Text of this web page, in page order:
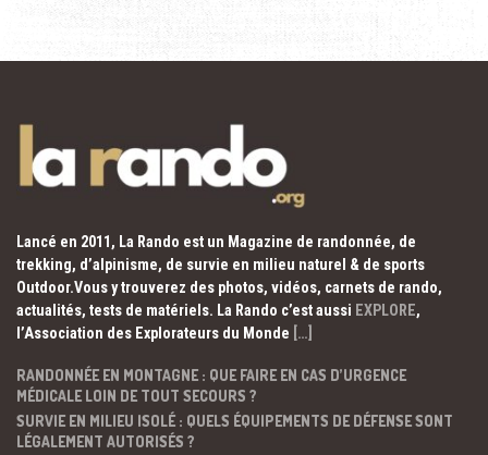
Lancé en 2011, La Rando est un Magazine de randonnée, de
trekking, d’alpinisme, de survie en milieu naturel & de sports
Outdoor.Vous y trouverez des photos, vidéos, carnets de rando,
actualités, tests de matériels. La Rando c’est aussi EXPLORE,
l’Association des Explorateurs du Monde […]
RANDONNÉE EN MONTAGNE : QUE FAIRE EN CAS D’URGENCE
MÉDICALE LOIN DE TOUT SECOURS ?
SURVIE EN MILIEU ISOLÉ : QUELS ÉQUIPEMENTS DE DÉFENSE SONT
LÉGALEMENT AUTORISÉS ?